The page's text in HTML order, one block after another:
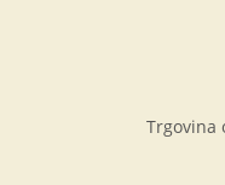
Trgovina